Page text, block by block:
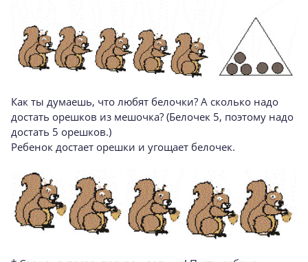
Как ты думаешь, что любят белочки? А сколько надо
достать орешков из мешочка? (Белочек 5, поэтому надо
достать 5 орешков.)
Ребенок достает орешки и угощает белочек.